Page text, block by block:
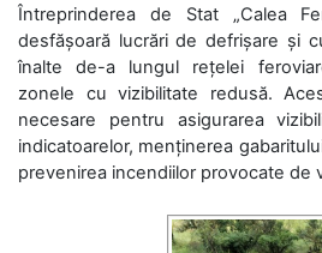
Întreprinderea de Stat „Calea
desfășoară lucrări de defrișare și
înalte de-a lungul rețelei
zonele cu vizibilitate redusă.
necesare pentru asigurarea
indicatoarelor, menținerea
prevenirea incendiilor provocate de